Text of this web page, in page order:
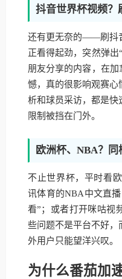
抖音世界杯视频？
还有更无奈的——刷抖
正看得起劲，突然弹
朋友分享的内容，在加
憾，真的很影响观赛
析和球员采访，都是快
限制被挡在门外。
欧洲杯、NBA？
不止世界杯，平时看
讯体育的NBA中文直
看”；或者打开咪咕视
些问题不是平台不好
外用户只能望洋兴叹。
为什么番茄加